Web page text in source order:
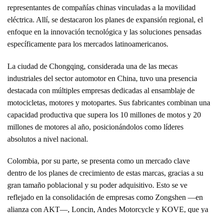
representantes de compañías chinas vinculadas a la movilidad
eléctrica. Allí, se destacaron los planes de expansión regional, el
enfoque en la innovación tecnológica y las soluciones pensadas
específicamente para los mercados latinoamericanos.
La ciudad de Chongqing, considerada una de las mecas
industriales del sector automotor en China, tuvo una presencia
destacada con múltiples empresas dedicadas al ensamblaje de
motocicletas, motores y motopartes. Sus fabricantes combinan una
capacidad productiva que supera los 10 millones de motos y 20
millones de motores al año, posicionándolos como líderes
absolutos a nivel nacional.
Colombia, por su parte, se presenta como un mercado clave
dentro de los planes de crecimiento de estas marcas, gracias a su
gran tamaño poblacional y su poder adquisitivo. Esto se ve
reflejado en la consolidación de empresas como Zongshen —en
alianza con AKT—, Loncin, Andes Motorcycle y KOVE, que ya